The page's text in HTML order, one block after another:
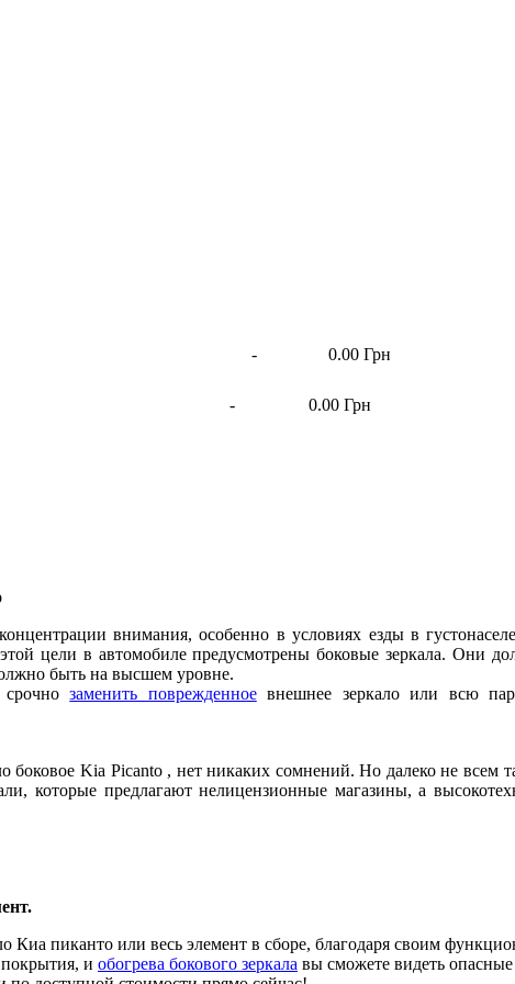
-
0.00 Грн
-
0.00 Грн
внимания, особенно в условиях езды в
цели в автомобиле предусмотрены боковые зеркала. Они
быть на высшем уровне.
срочнозаменить поврежденноевнешнее зеркало или всю
боковое Kia Picanto , нет никаких сомнений. Но далеко не всем
которые предлагают нелицензионные магазины, а
пиканто или весь элемент в сборе, благодаря своим
покрытия, и обогрева бокового зеркала вы сможете видеть